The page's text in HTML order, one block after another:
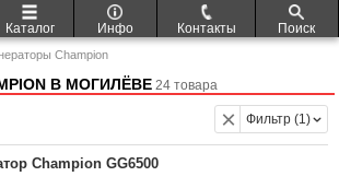
Каталог Инфо Контакты Поиск
Champion
В МОГИЛЁВЕ 24 товара
Фильтр (1)
Champion GG6500